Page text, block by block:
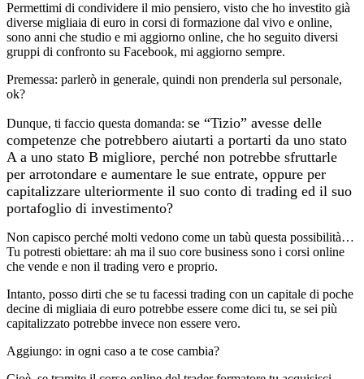
Permettimi di condividere il mio pensiero, visto che ho investito già
diverse migliaia di euro in corsi di formazione dal vivo e online,
sono anni che studio e mi aggiorno online, che ho seguito diversi
gruppi di confronto su Facebook, mi aggiorno sempre.
Premessa: parlerò in generale, quindi non prenderla sul personale,
ok?
Dunque, ti faccio questa domanda: se “Tizio” avesse delle
competenze che potrebbero aiutarti a portarti da uno stato
A a uno stato B migliore, perché non potrebbe sfruttarle
per arrotondare e aumentare le sue entrate, oppure per
capitalizzare ulteriormente il suo conto di trading ed il suo
portafoglio di investimento?
Non capisco perché molti vedono come un tabù questa possibilità…
Tu potresti obiettare: ah ma il suo core business sono i corsi online
che vende e non il trading vero e proprio.
Intanto, posso dirti che se tu facessi trading con un capitale di poche
decine di migliaia di euro potrebbe essere come dici tu, se sei più
capitalizzato potrebbe invece non essere vero.
Aggiungo: in ogni caso a te cose cambia?